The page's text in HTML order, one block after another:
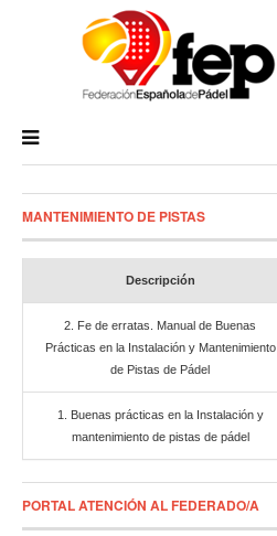
MANTENIMIENTO DE PISTAS
Descripción
2. Fe de erratas. Manual de Buenas
Prácticas en la Instalación y Mantenimiento
de Pistas de Pádel
1. Buenas prácticas en la Instalación y
mantenimiento de pistas de pádel
PORTAL ATENCIÓN AL FEDERADO/A